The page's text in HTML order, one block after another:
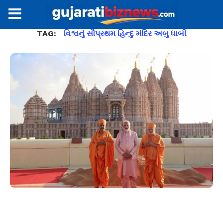
TAG: વિશ્વનું સૌપ્રથમ હિન્દુ મંદિર અબુ ધાબી